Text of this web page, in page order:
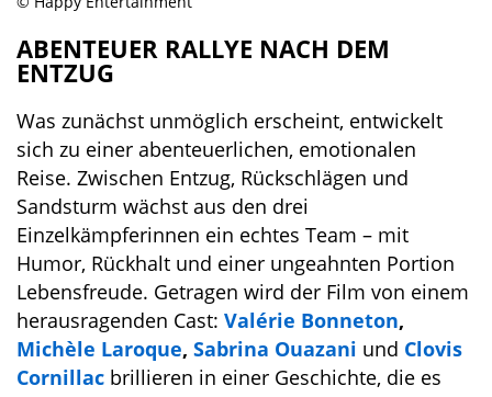
ABENTEUER RALLYE NACH DEM
ENTZUG
Was zunächst unmöglich erscheint, entwickelt
sich zu einer abenteuerlichen, emotionalen
Reise. Zwischen Entzug, Rückschlägen und
Sandsturm wächst aus den drei
Einzelkämpferinnen ein echtes Team – mit
Humor, Rückhalt und einer ungeahnten Portion
Lebensfreude. Getragen wird der Film von einem
herausragenden Cast: Valérie Bonneton,
Michèle Laroque, Sabrina Ouazani und Clovis
Cornillac brillieren in einer Geschichte, die es